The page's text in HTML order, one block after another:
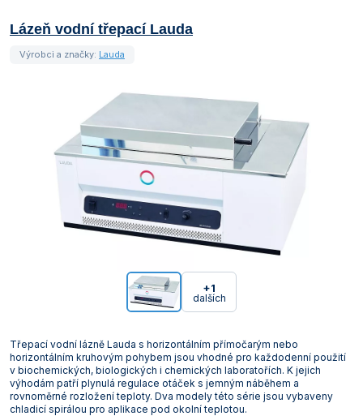
Lázeň vodní třepací Lauda
+1
dalších
Výrobci a značky: Lauda
Třepací vodní lázně Lauda s horizontálním přímočarým nebo
horizontálním kruhovým pohybem jsou vhodné pro každodenní použití
v biochemických, biologických i chemických laboratořích. K jejich
výhodám patří plynulá regulace otáček s jemným náběhem a
rovnoměrné rozložení teploty. Dva modely této série jsou vybaveny
chladicí spirálou pro aplikace pod okolní teplotou.